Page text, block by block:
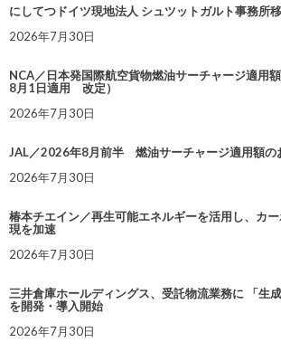
にしてつドイツ現地法人 シュツットガルト事務所
2026年7月30日
NCA／日本発国際航空貨物燃油サーチャージ適用
8月1日適用 改定）
2026年7月30日
JAL／2026年8月前半 燃油サーチャージ適用額の
2026年7月30日
椿本チエイン／再生可能エネルギーを活用し、カ
現を加速
2026年7月30日
三井倉庫ホールディングス、受託物流業務に 「生
を開発・導入開始
2026年7月30日